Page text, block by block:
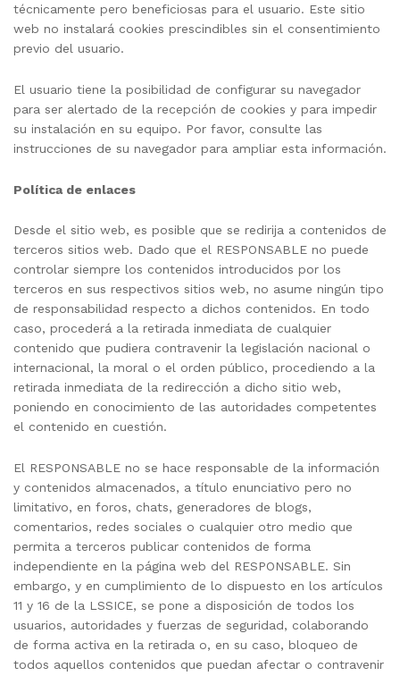
técnicamente pero beneficiosas para el usuario. Este sitio
web no instalará cookies prescindibles sin el consentimiento
previo del usuario.
El usuario tiene la posibilidad de configurar su navegador
para ser alertado de la recepción de cookies y para impedir
su instalación en su equipo. Por favor, consulte las
instrucciones de su navegador para ampliar esta información.
Política de enlaces
Desde el sitio web, es posible que se redirija a contenidos de
terceros sitios web. Dado que el RESPONSABLE no puede
controlar siempre los contenidos introducidos por los
terceros en sus respectivos sitios web, no asume ningún tipo
de responsabilidad respecto a dichos contenidos. En todo
caso, procederá a la retirada inmediata de cualquier
contenido que pudiera contravenir la legislación nacional o
internacional, la moral o el orden público, procediendo a la
retirada inmediata de la redirección a dicho sitio web,
poniendo en conocimiento de las autoridades competentes
el contenido en cuestión.
El RESPONSABLE no se hace responsable de la información
y contenidos almacenados, a título enunciativo pero no
limitativo, en foros, chats, generadores de blogs,
comentarios, redes sociales o cualquier otro medio que
permita a terceros publicar contenidos de forma
independiente en la página web del RESPONSABLE. Sin
embargo, y en cumplimiento de lo dispuesto en los artículos
11 y 16 de la LSSICE, se pone a disposición de todos los
usuarios, autoridades y fuerzas de seguridad, colaborando
de forma activa en la retirada o, en su caso, bloqueo de
todos aquellos contenidos que puedan afectar o contravenir